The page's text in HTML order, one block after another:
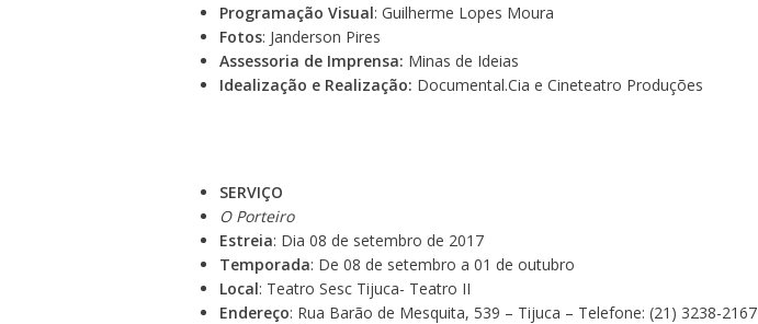
Programação Visual: Guilherme Lopes Moura
Fotos: Janderson Pires
Assessoria de Imprensa: Minas de Ideias
Idealização e Realização: Documental.Cia e Cineteatro Produções
SERVIÇO
O Porteiro
Estreia: Dia 08 de setembro de 2017
Temporada: De 08 de setembro a 01 de outubro
Local: Teatro Sesc Tijuca- Teatro II
Endereço: Rua Barão de Mesquita, 539 – Tijuca – Telefone: (21) 3238-2167